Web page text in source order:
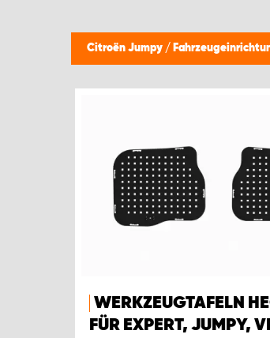
Citroën Jumpy /
WERKZEUGTAFELN
FÜR EXPERT, JUMPY,